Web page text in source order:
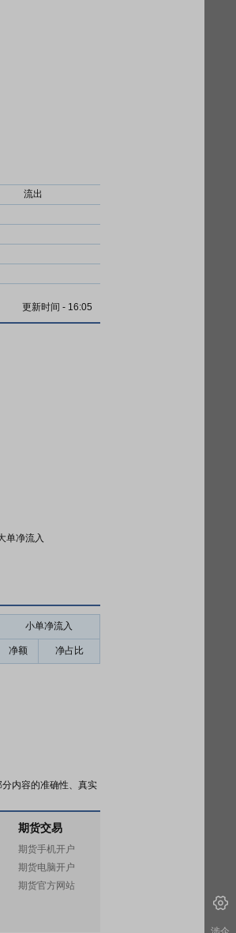
流出
更新时间 - 16:05
单净流入
小单净流入
净额 净占比
内容的准确性、真实
期货交易
期货手机开户
期货电脑开户
期货官方网站